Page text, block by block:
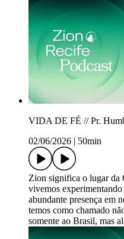
VIDA DE FÉ // Pr.
02/06/2026
50min
Zion significa o lugar da
vivemos
abundante presença em
temos como chamado
somente ao Brasil, mas